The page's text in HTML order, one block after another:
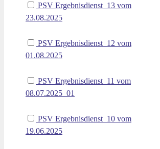
PSV Ergebnisdienst_13 vom
23.08.2025
PSV Ergebnisdienst_12 vom
01.08.2025
PSV Ergebnisdienst_11 vom
08.07.2025_01
PSV Ergebnisdienst_10 vom
19.06.2025